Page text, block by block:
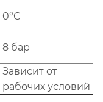
0°C
8 бар
Зависит от
рабочих условий